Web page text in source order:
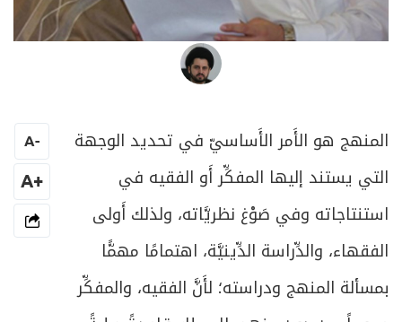
المنهج هو الأَمر الأَساسيّ في تحديد الوجهة
التي يستند إليها المفكِّر أَو الفقيه في
استنتاجاته وفي صَوْغ نظريَّاته، ولذلك أَولى
الفقهاء، والدِّراسة الدِّينيَّة، اهتمامًا مهمًّا
بمسألة المنهج ودراسته؛ لأَنَّ الفقيه، والمفكِّر
-
A
+A